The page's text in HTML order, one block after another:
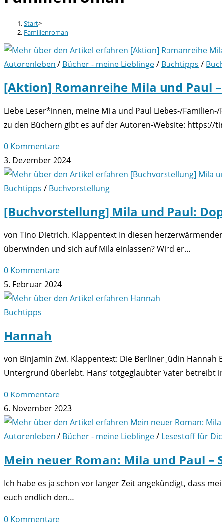
Start>
Familienroman
Autorenleben / Bücher - meine Lieblinge/ Buchtipps /
[Aktion] Romanreihe Mila und Paul
Liebe Leser*innen, meine Mila und Paul Liebes-/
zu den Büchern gibt es auf der Autoren-Website: https://
0 Kommentare
3. Dezember 2024
Buchtipps / Buchvorstellung
[Buchvorstellung] Mila und Paul:
von Tino Dietrich. Klappentext In diesen
überwinden und sich auf Mila einlassen? Wird er…
0 Kommentare
5. Februar 2024
Buchtipps
Hannah
von Binjamin Zwi. Klappentext: Die Berliner Jüdin
Untergrund überlebt. Hans’ totgeglaubter Vater betreibt
0 Kommentare
6. November 2023
Autorenleben / Bücher - meine Lieblinge/ Lesestoff für
Mein neuer Roman: Mila und Paul –
Ich habe es ja schon vor langer Zeit angekündigt, dass
euch endlich den…
0 Kommentare